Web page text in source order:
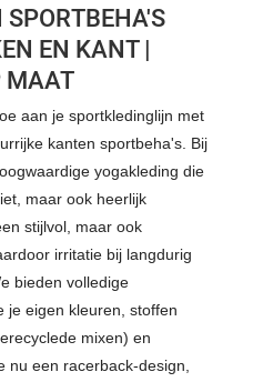
EN KANT |
MAAT
aan je sportkledinglijn met
kanten sportbeha's. Bij
yogakleding die
maar ook heerlijk
stijlvol, maar ook
irritatie bij langdurig
bieden volledige
je eigen kleuren, stoffen
mixen) en
nu een racerback-design,